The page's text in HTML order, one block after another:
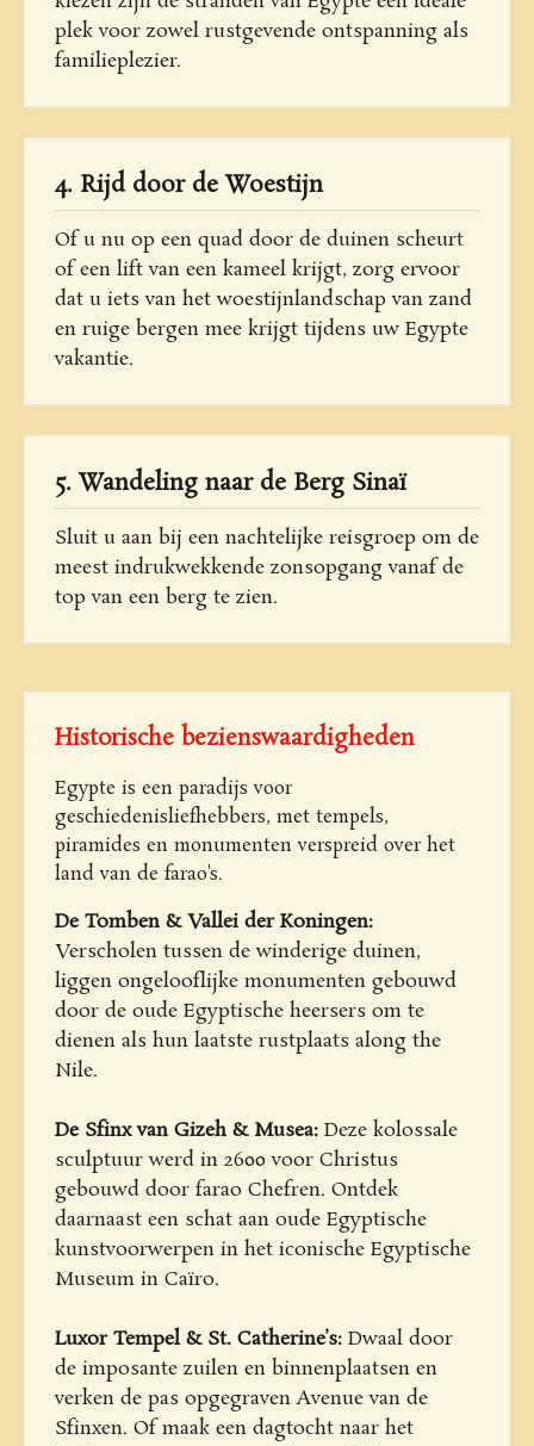
plek voor zowel rustgevende ontspanning als
familieplezier.
4. Rijd door de Woestijn
Of u nu op een quad door de duinen scheurt
of een lift van een kameel krijgt, zorg ervoor
dat u iets van het woestijnlandschap van zand
en ruige bergen mee krijgt tijdens uw Egypte
vakantie.
5. Wandeling naar de Berg Sinaï
Sluit u aan bij een nachtelijke reisgroep om de
meest indrukwekkende zonsopgang vanaf de
top van een berg te zien.
Historische bezienswaardigheden
Egypte is een paradijs voor
geschiedenisliefhebbers, met tempels,
piramides en monumenten verspreid over het
land van de farao's.
De Tomben & Vallei der Koningen:
Verscholen tussen de winderige duinen,
liggen ongelooflijke monumenten gebouwd
door de oude Egyptische heersers om te
dienen als hun laatste rustplaats along the
Nile.
De Sfinx van Gizeh & Musea: Deze kolossale
sculptuur werd in 2600 voor Christus
gebouwd door farao Chefren. Ontdek
daarnaast een schat aan oude Egyptische
kunstvoorwerpen in het iconische Egyptische
Museum in Caïro.
Luxor Tempel & St. Catherine’s: Dwaal door
de imposante zuilen en binnenplaatsen en
verken de pas opgegraven Avenue van de
Sfinxen. Of maak een dagtocht naar het